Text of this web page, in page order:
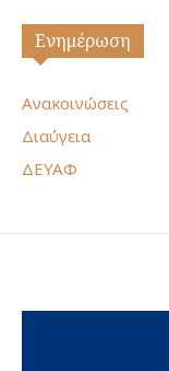
Ενημέρωση
Ανακοινώσεις
Διαύγεια
ΔΕΥΑΦ